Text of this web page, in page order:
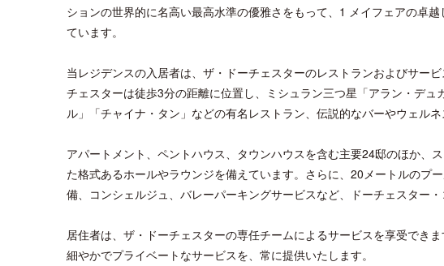
ションの世界的に名高い最高水準の優雅さをもって、1 メイフェアの卓
ています。
当レジデンスの入居者は、ザ・ドーチェスターのレストランおよびサー
チェスターは徒歩3分の距離に位置し、ミシュラン三つ星「アラン・デ
ル」「チャイナ・タン」などの有名レストラン、伝説的なバーやウェルネ
アパートメント、ペントハウス、タウンハウスを含む主要24邸のほか、
た格式あるホールやラウンジを備えています。さらに、20メートルのプ
備、コンシェルジュ、バレーパーキングサービスなど、ドーチェスター
居住者は、ザ・ドーチェスターの専任チームによるサービスを享受でき
細やかでプライベートなサービスを、常に提供いたします。
クアロア・ラン